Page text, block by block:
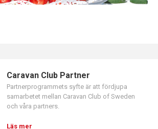
Caravan Club Partner
Partnerprogrammets syfte är att fördjupa
samarbetet mellan Caravan Club of Sweden
och våra partners.
Läs mer